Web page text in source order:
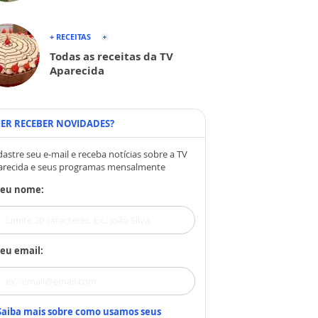
+ RECEITAS
Todas as receitas da TV
Aparecida
RECEBER NOVIDADES?
seu e-mail e receba notícias sobre a TV
e seus programas mensalmente
nome:
email:
mais sobre como usamos seus